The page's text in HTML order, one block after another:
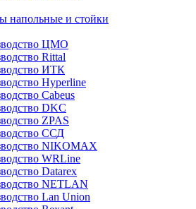
напольные и стойки
ЦМО
Rittal
ИТК
Hyperline
Cabeus
DKC
ZPAS
ССД
NIKOMAX
WRLine
Datarex
NETLAN
Lan Union